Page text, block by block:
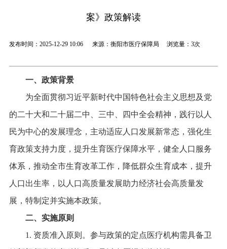
案》政策解读
发布时间：2025-12-29 10:06 来源：衡阳市医疗保障局 浏览量： 3次
一、政策背景
为全面贯彻习近平新时代中国特色社会主义思想及党
的二十大和二十届二中、三中、四中全会精神，践行以人
民为中心的发展理念，主动适应人口发展新常态，强化生
育政策支持力度，提升生育医疗保障水平，健全人口服务
体系，推动全市生育改革工作，降低群众生育成本，提升
人口出生率，以人口高质量发展助力经济社会高质量发
展，特制定并实施本政策。
二、实施原则
1. 资质准入原则。参与政策的定点医疗机构需具备卫